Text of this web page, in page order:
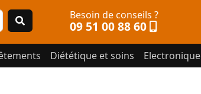
Besoin de conseils ?
09 51 00 88 60
Diététique et soins Electronique